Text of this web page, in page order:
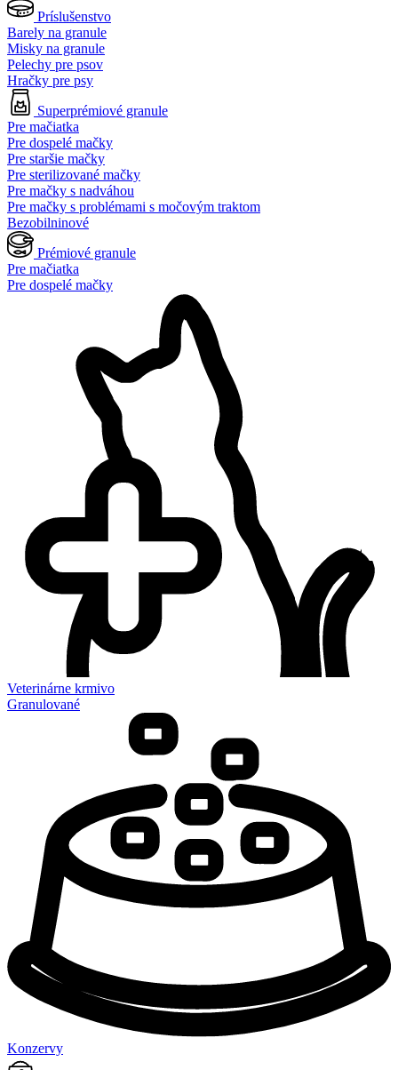
Príslušenstvo
Barely na granule
Misky na granule
Pelechy pre psov
Hračky pre psy
Superprémiové granule
Pre mačiatka
Pre dospelé mačky
Pre staršie mačky
Pre sterilizované mačky
Pre mačky s nadváhou
Pre mačky s problémami s močovým traktom
Bezobilninové
Prémiové granule
Pre mačiatka
Pre dospelé mačky
Veterinárne krmivo
Granulované
Konzervy